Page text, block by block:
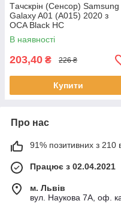
Tачскрін (Сенсор) Samsung
Galaxy A01 (A015) 2020 з
OCA Black HC
В наявності
203,40 ₴ 226 ₴
Купити
Про нас
91% позитивних з 210
Працює з 02.04.2021
м. Львів
вул. Наукова 7А, оф.